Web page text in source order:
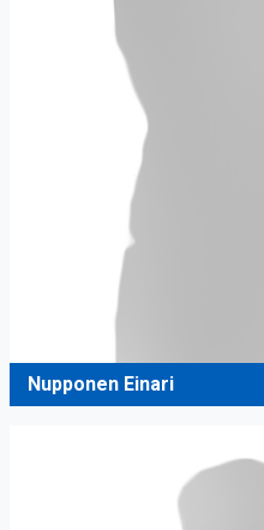
Nupponen Einari